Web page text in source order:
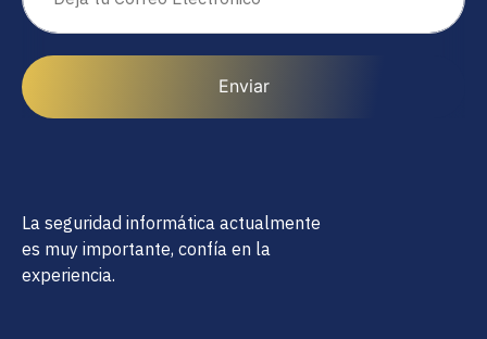
Enviar
La seguridad informática actualmente
es muy importante, confía en la
experiencia.